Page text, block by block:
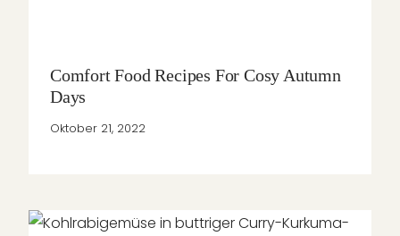
Comfort Food Recipes For Cosy Autumn
Days
Oktober 21, 2022